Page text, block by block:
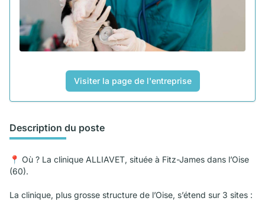
Visiter la page de l'entreprise
Description du poste
📍 Où ? La clinique ALLIAVET, située à Fitz-James dans l’Oise
(60).
La clinique, plus grosse structure de l’Oise, s’étend sur 3 sites :